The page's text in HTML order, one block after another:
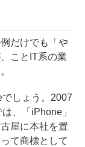
だけでも「や
ことIT系の業
しょう。2007
、「iPhone」
屋に本社を置
て商標として